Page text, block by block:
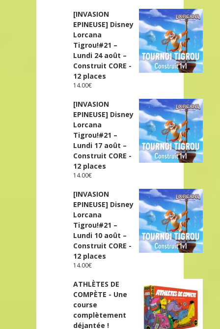
[INVASION
EPINEUSE] Disney
Lorcana
Tigrou!#21 –
Lundi 24 août –
Construit CORE -
12 places
14.00€
[INVASION
EPINEUSE] Disney
Lorcana
Tigrou!#21 –
Lundi 17 août –
Construit CORE -
12 places
14.00€
[INVASION
EPINEUSE] Disney
Lorcana
Tigrou!#21 –
Lundi 10 août –
Construit CORE -
12 places
14.00€
ATHLÈTES DE
COMPÈTE - Une
course
complètement
déjantée !